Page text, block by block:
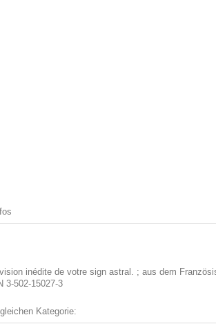
inédite de votre sign astral. ; aus dem
3-502-15027-3
Kategorie: